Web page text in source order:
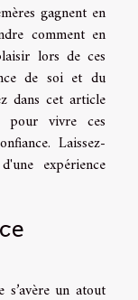
gagnent en
comment en
lors de ces
de soi et du
dans cet article
pour vivre ces
Laissez-
expérience
s’avère un atout